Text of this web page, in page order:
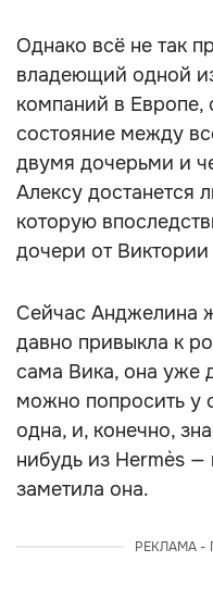
Однако всё не так
владеющий одной
компаний в Европе,
состояние между
двумя дочерьми и
Алексу достанется
которую
дочери от
Сейчас Анджелина
давно привыкла к
сама Вика, она уже
можно попросить у
одна, и, конечно,
нибудь из Hermès —
заметила она.
РЕКЛАМА -